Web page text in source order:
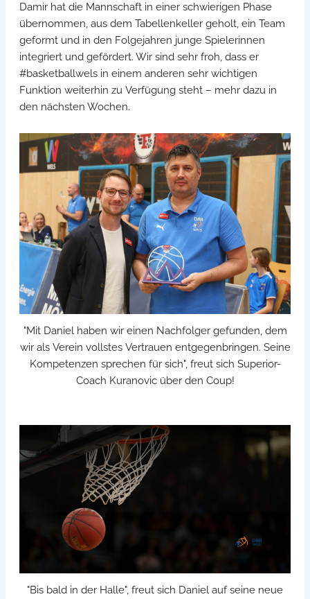
"Mit Daniel haben wir einen Nachfolger gefunden, dem
wir als Verein vollstes Vertrauen entgegenbringen. Seine
Kompetenzen sprechen für sich", freut sich Superior-
Coach Kuranovic über den Coup!
Damir hat die Mannschaft in einer schwierigen Phase
übernommen, aus dem Tabellenkeller geholt, ein Team
geformt und in den Folgejahren junge Spielerinnen
integriert und gefördert. Wir sind sehr froh, dass er
#basketballwels in einem anderen sehr wichtigen
Funktion weiterhin zu Verfügung steht – mehr dazu in
den nächsten Wochen.
"Bis bald in der Halle", freut sich Daniel auf seine neue